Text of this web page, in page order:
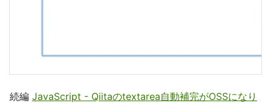
続編 JavaScript - Qiitaのtextarea自動補完がOSSになり